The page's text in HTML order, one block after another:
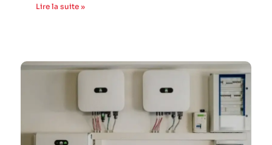
Lire la suite »